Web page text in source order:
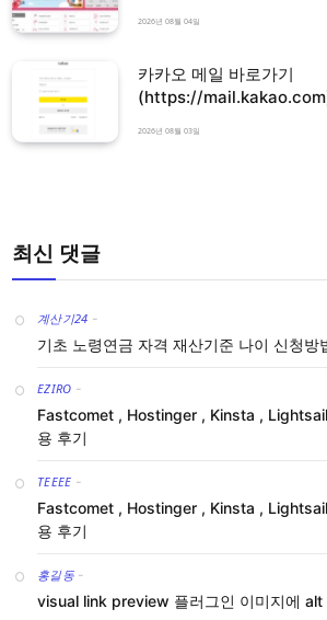
2026년 08월 04일
카카오 메일 바로가기
(https://
2026년 08월 03일
최신 댓글
계산기24 -
기초 노령연금 자격 재산기준 나이 신청방
EZIRO -
Fastcomet , Hostinger , Kinsta ,
용 후기
TEEEE -
Fastcomet , Hostinger , Kinsta ,
용 후기
홍길동 -
visual link preview 플러그인 이미지에 alt